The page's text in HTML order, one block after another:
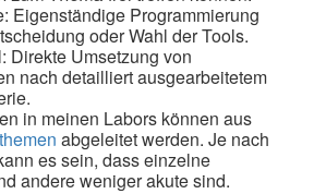
Eigenständige Programmierung
oder Wahl der Tools.
Direkte Umsetzung von
nach detailliert ausgearbeitetem
in meinen Labors können aus
abgeleitet werden. Je nach
es sein, dass einzelne
andere weniger akute sind.